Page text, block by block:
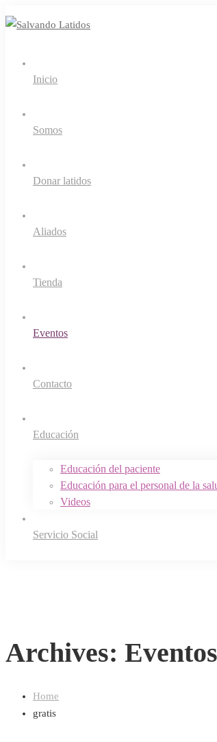
Inicio
Somos
Donar latidos
Aliados
Tienda
Eventos
Contacto
Educación
Educación del paciente
Educación para el personal de la
Videos
Servicio Social
Archives: Eventos
Home
gratis